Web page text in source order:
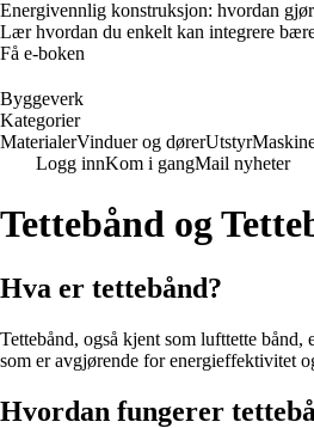
Energivennlig konstruksjon: hvordan
Lær hvordan du enkelt kan integrere
Få e-boken
Byggeverk
Kategorier
MaterialerVinduer og dørerUtstyr
Logg innKom i gangMail nyheter
Tettebånd og
Hva er tettebånd?
Tettebånd, også kjent som lufttette
som er avgjørende for energieffektivitet
Hvordan fungerer